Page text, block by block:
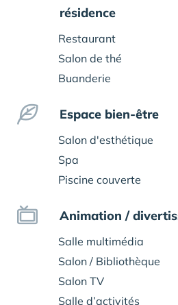
résidence
Restaurant
Salon de thé
Buanderie
Espace bien-être
Salon d'esthétique
Spa
Piscine couverte
Animation /
Salle multimédia
Salon / Bibliothèque
Salon TV
Salle d’activités